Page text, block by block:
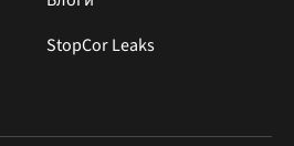
StopCor Leaks